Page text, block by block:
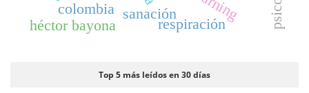
sanación
respiración
colombia
héctor bayona
Top 5 más leídos en 30 días